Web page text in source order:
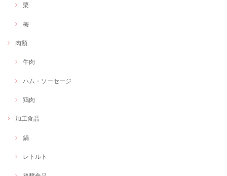
栗
梅
肉類
牛肉
ハム・ソーセージ
鶏肉
加工食品
鍋
レトルト